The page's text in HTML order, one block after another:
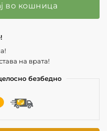
во кошница
на врата!
безбедно